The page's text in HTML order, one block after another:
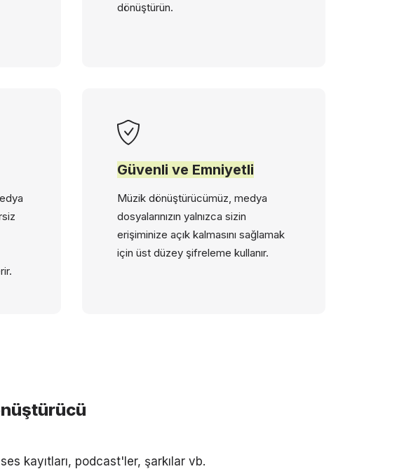
dönüştürün.
Güvenli ve Emniyetli
Müzik dönüştürücümüz, medya
dosyalarınızın yalnızca sizin
erişiminize açık kalmasını sağlamak
için üst düzey şifreleme kullanır.
kayıtları, podcast'ler, şarkılar vb.